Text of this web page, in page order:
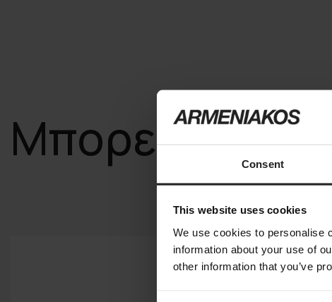
Consent
This website uses cookies
We use cookies to personalise
information about your use of
other information that you’ve
Μπορεί να σας